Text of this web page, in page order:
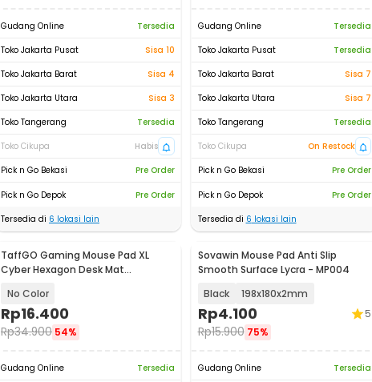
Gudang Online
Tersedia
Toko Jakarta Pusat
Sisa 10
Toko Jakarta Barat
Sisa 4
Toko Jakarta Utara
Sisa 3
Toko Tangerang
Tersedia
Toko Cikupa
Habis
Pick n Go Bekasi
Pre Order
Pick n Go Depok
Pre Order
Tersedia di 6 lokasi lain
Gudang Online
Tersedia
Toko Jakarta Pusat
Tersedia
Toko Jakarta Barat
Sisa 7
Toko Jakarta Utara
Sisa 7
Toko Tangerang
Tersedia
Toko Cikupa
On Restock
Pick n Go Bekasi
Pre Order
Pick n Go Depok
Pre Order
Tersedia di 6 lokasi lain
TaffGO Gaming Mouse Pad XL
Cyber Hexagon Desk Mat
No Color
Rp16.400
Rp34.900 54%
Gudang Online
Tersedia
Sovawin Mouse Pad Anti Slip
Smooth Surface Lycra - MP004
Black
198x180x2mm
Rp4.100
Rp15.900 75%
5
Gudang Online
Tersedia